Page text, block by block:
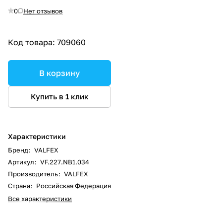
0 Нет отзывов
Код товара: 709060
В корзину
Купить в 1 клик
Характеристики
Бренд: VALFEX
Артикул: VF.227.NB1.034
Производитель: VALFEX
Страна: Российская Федерация
Все характеристики